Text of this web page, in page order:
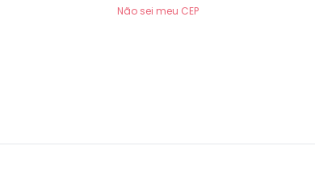
Não sei meu CEP